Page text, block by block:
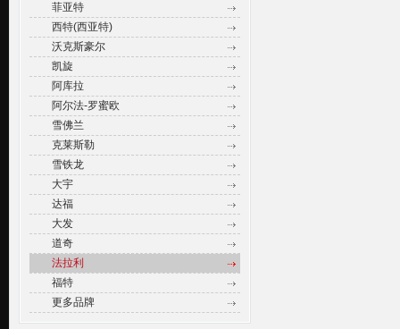
菲亚特
西特(西亚特)
沃克斯豪尔
凯旋
阿库拉
阿尔法-罗蜜欧
雪佛兰
克莱斯勒
雪铁龙
大宇
达福
大发
道奇
法拉利
福特
更多品牌